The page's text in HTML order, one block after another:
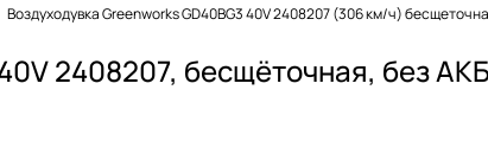
Воздуходувка Greenworks GD40BG3 40V 2408207 (306 км/ч)
2408207, бесщёточная, без